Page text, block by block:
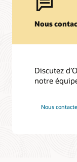
Nous
Discutez
notre
Nous